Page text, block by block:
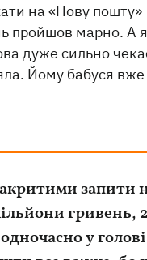
на «Нову пошту»
пройшов марно. А
дуже сильно
Йому бабуся вже
запити
гривень,
у